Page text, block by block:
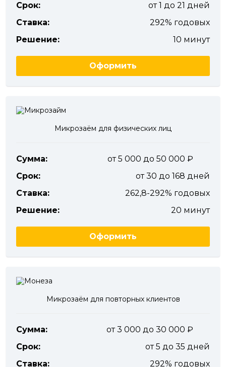
Срок:
от 1 до 21 дней
Ставка:
292% годовых
Решение:
10 минут
Оформить
Микрозаём для физических лиц
Сумма:
от 5 000 до 50 000
Срок:
от 30 до 168 дней
Ставка:
262,8-292% годовых
Решение:
20 минут
Оформить
Микрозаём для повторных клиентов
Сумма:
от 3 000 до 30 000
Срок:
от 5 до 35 дней
Ставка:
292% годовых